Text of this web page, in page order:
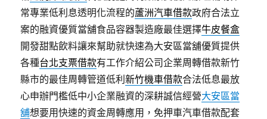
常專業低利息透明化流程的蘆洲汽車借款政府合法立
案的融資優質當舖食品容器製造廠最佳選擇牛皮餐盒
開發甜點飲料讓來幫助就快速為大安區當舖優質提供
各種台北支票借款有工作介紹公司企業周轉借款新竹
縣市的最佳周轉管道低利新竹機車借款合法低息最放
心申辦門檻低中小企業融資的深耕誠信經營大安區當
舖想要用快速的資金周轉應用，免押車汽車借款配套